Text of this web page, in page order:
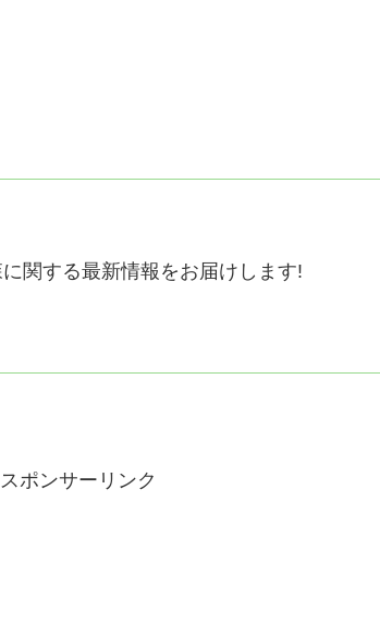
関する最新情報をお届けします!
スポンサーリンク